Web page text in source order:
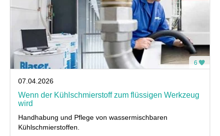
6
07.04.2026
Wenn der Kühlschmierstoff zum flüssigen Werkzeug
wird
Handhabung und Pflege von wassermischbaren
Kühlschmierstoffen.